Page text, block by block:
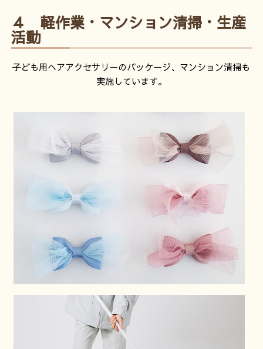
４ 軽作業・マンション清掃・生産
活動
子ども用ヘアアクセサリーのパッケージ、マンション清掃も
実施しています。